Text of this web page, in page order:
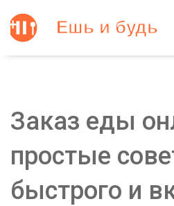
Заказ еды
простые
быстрого и